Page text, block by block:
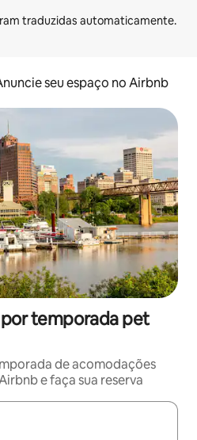
seu espaço no Airbnb
temporada pet
de acomodações
e faça sua reserva
disponíveis, explore-os